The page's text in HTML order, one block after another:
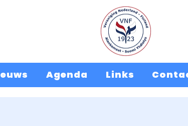
Agenda Links